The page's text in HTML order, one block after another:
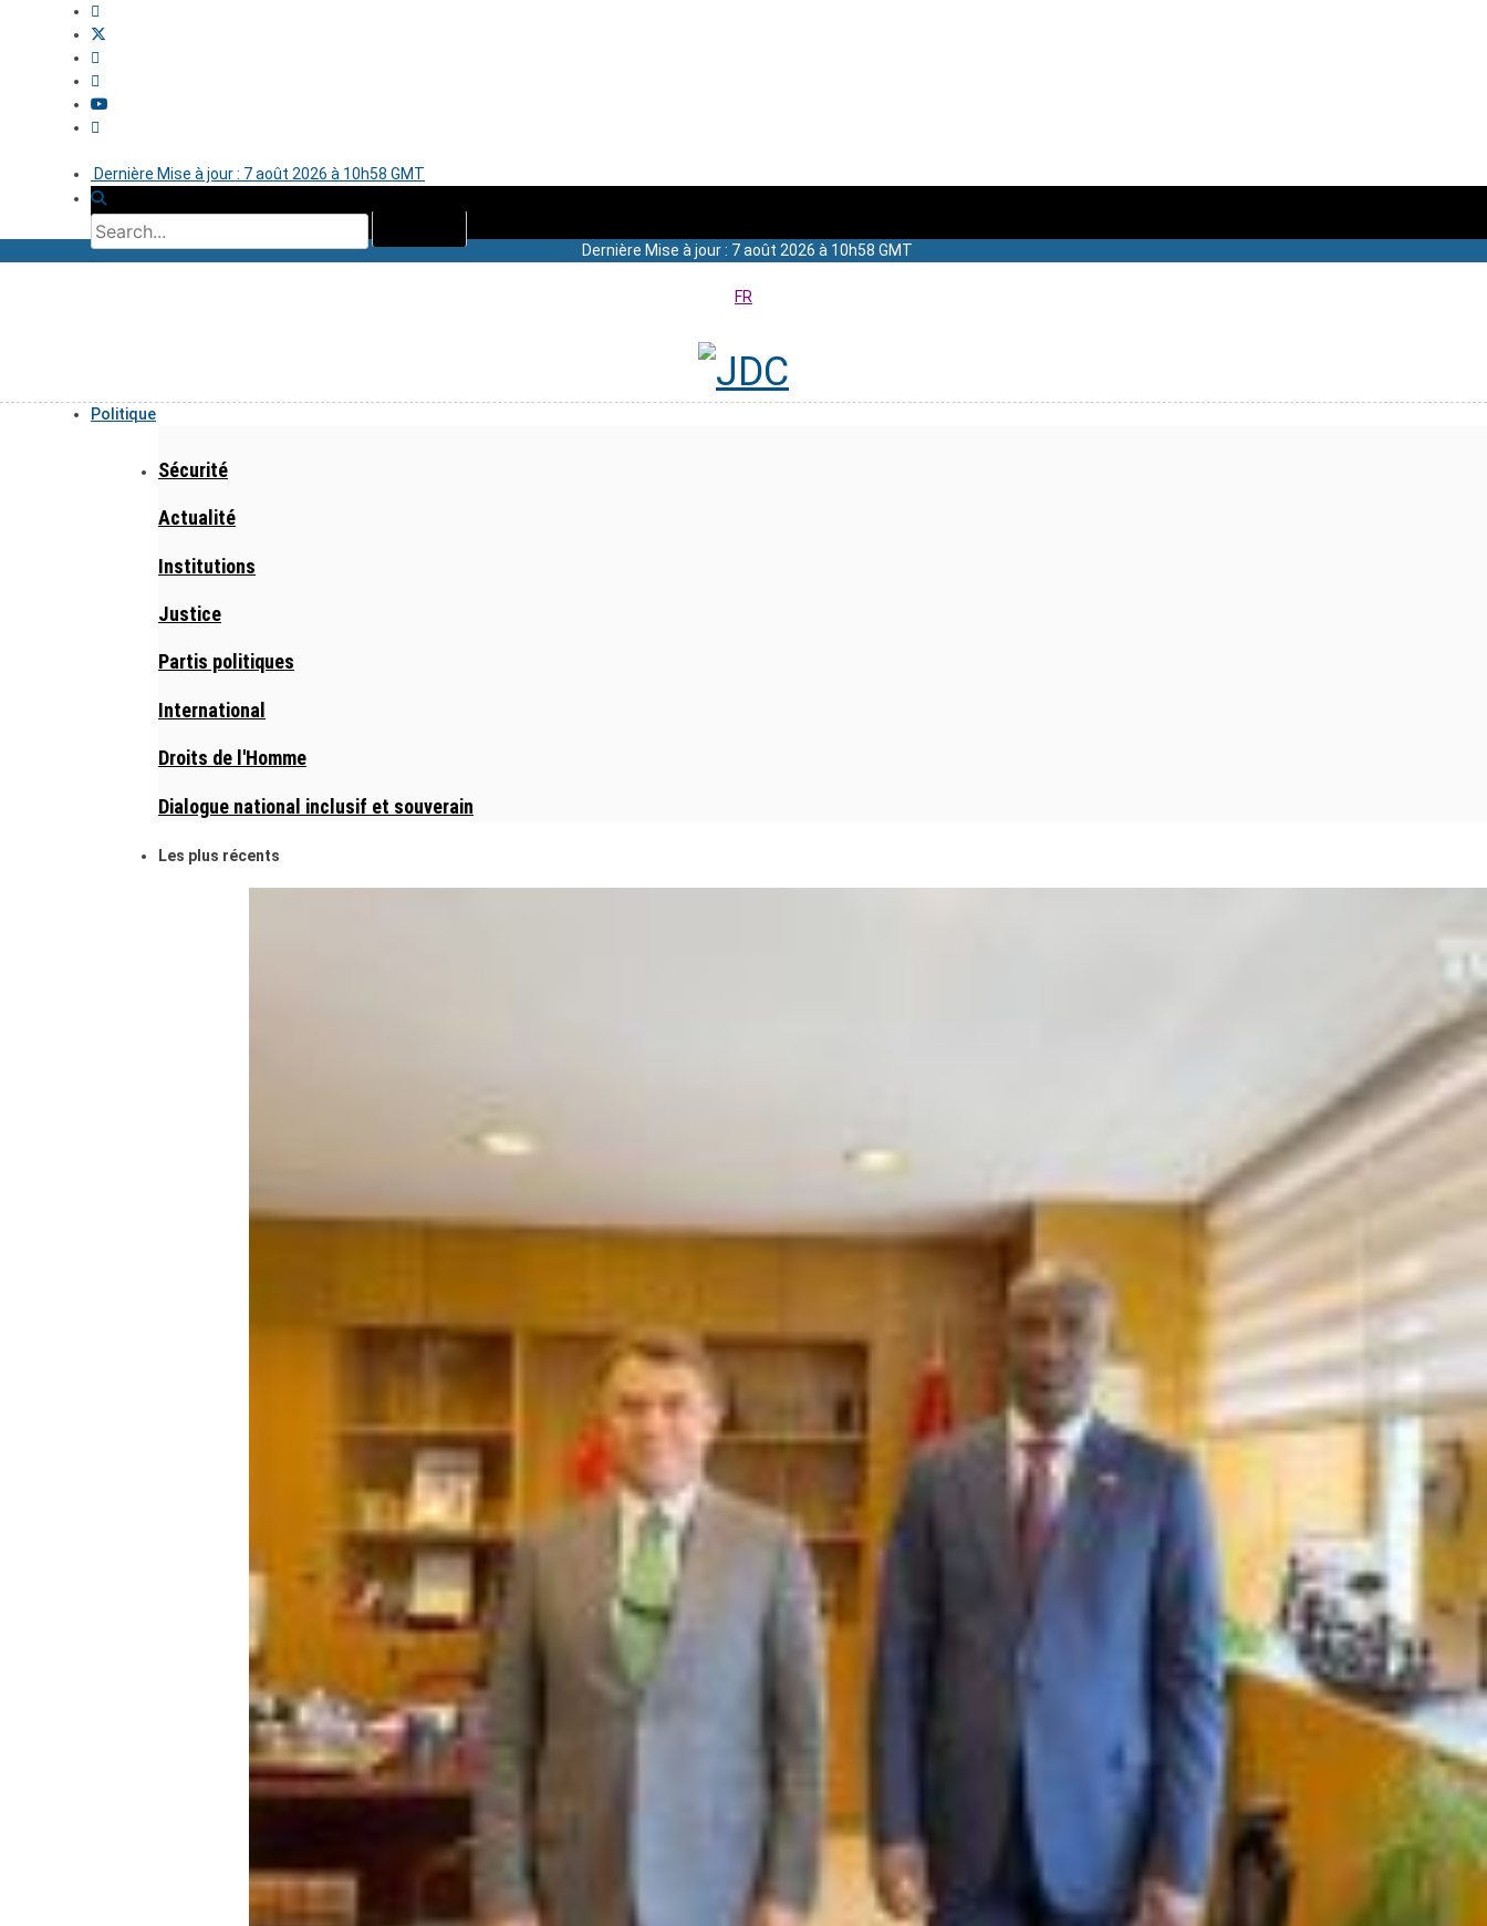
Dernière Mise à jour : 7 août 2026 à 10h58 GMT
Dernière Mise à jour : 7 août 2026 à 10h58 GMT
FR
Politique
Sécurité
Actualité
Institutions
Justice
Partis politiques
International
Droits de l'Homme
Dialogue national inclusif et souverain
Les plus récents